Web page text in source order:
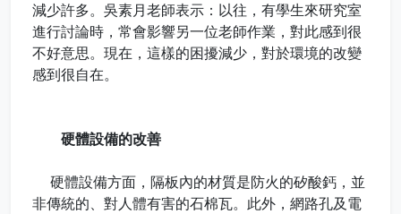
減少許多。吳素月老師表示：以往，有學生來研究室
進行討論時，常會影響另一位老師作業，對此感到很
不好意思。現在，這樣的困擾減少，對於環境的改變
感到很自在。
硬體設備的改善
硬體設備方面，隔板內的材質是防火的矽酸鈣，並
非傳統的、對人體有害的石棉瓦。此外，網路孔及電